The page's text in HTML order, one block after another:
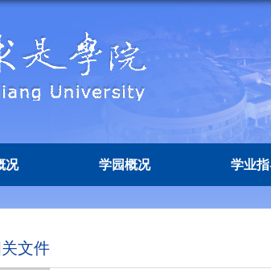
况 学园概况 学业
文件